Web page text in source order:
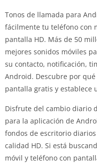
Tonos de llamada para
fácilmente tu teléfono con
pantalla HD. Más de 50
mejores sonidos móviles
su contacto, notificación,
Android. Descubre por
pantalla gratis y establece
Disfrute del cambio diario
para la aplicación de
fondos de escritorio
calidad HD. Si está
móvil y teléfono con